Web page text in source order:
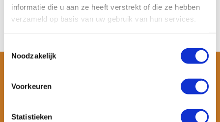
informatie die u aan ze heeft verstrekt of die ze hebben
verzameld op basis van uw gebruik van hun services.
Noodzakelijk
Voorkeuren
Statistieken